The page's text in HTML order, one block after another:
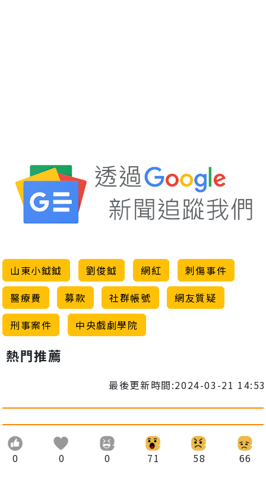
山東小鉞鉞 劉俊鉞 網紅
刺傷事件
醫療費
募款 社群帳號
網友質疑
刑事案件
中央戲劇學院
熱門推薦
最後更新時間:2024-03-21 14:53
0 0 0 71 58 66